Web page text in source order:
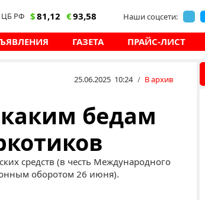
ЦБ РФ $81,12 €93,58 Наши соцсети:
ГАЗЕТА ПРАЙС-ЛИСТ
25.06.2025 10:24 / В архив
каким бедам
средств (в честь Международного
оборотом 26 июня).